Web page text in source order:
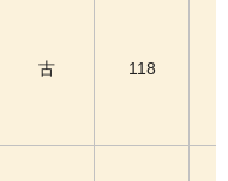
古 118